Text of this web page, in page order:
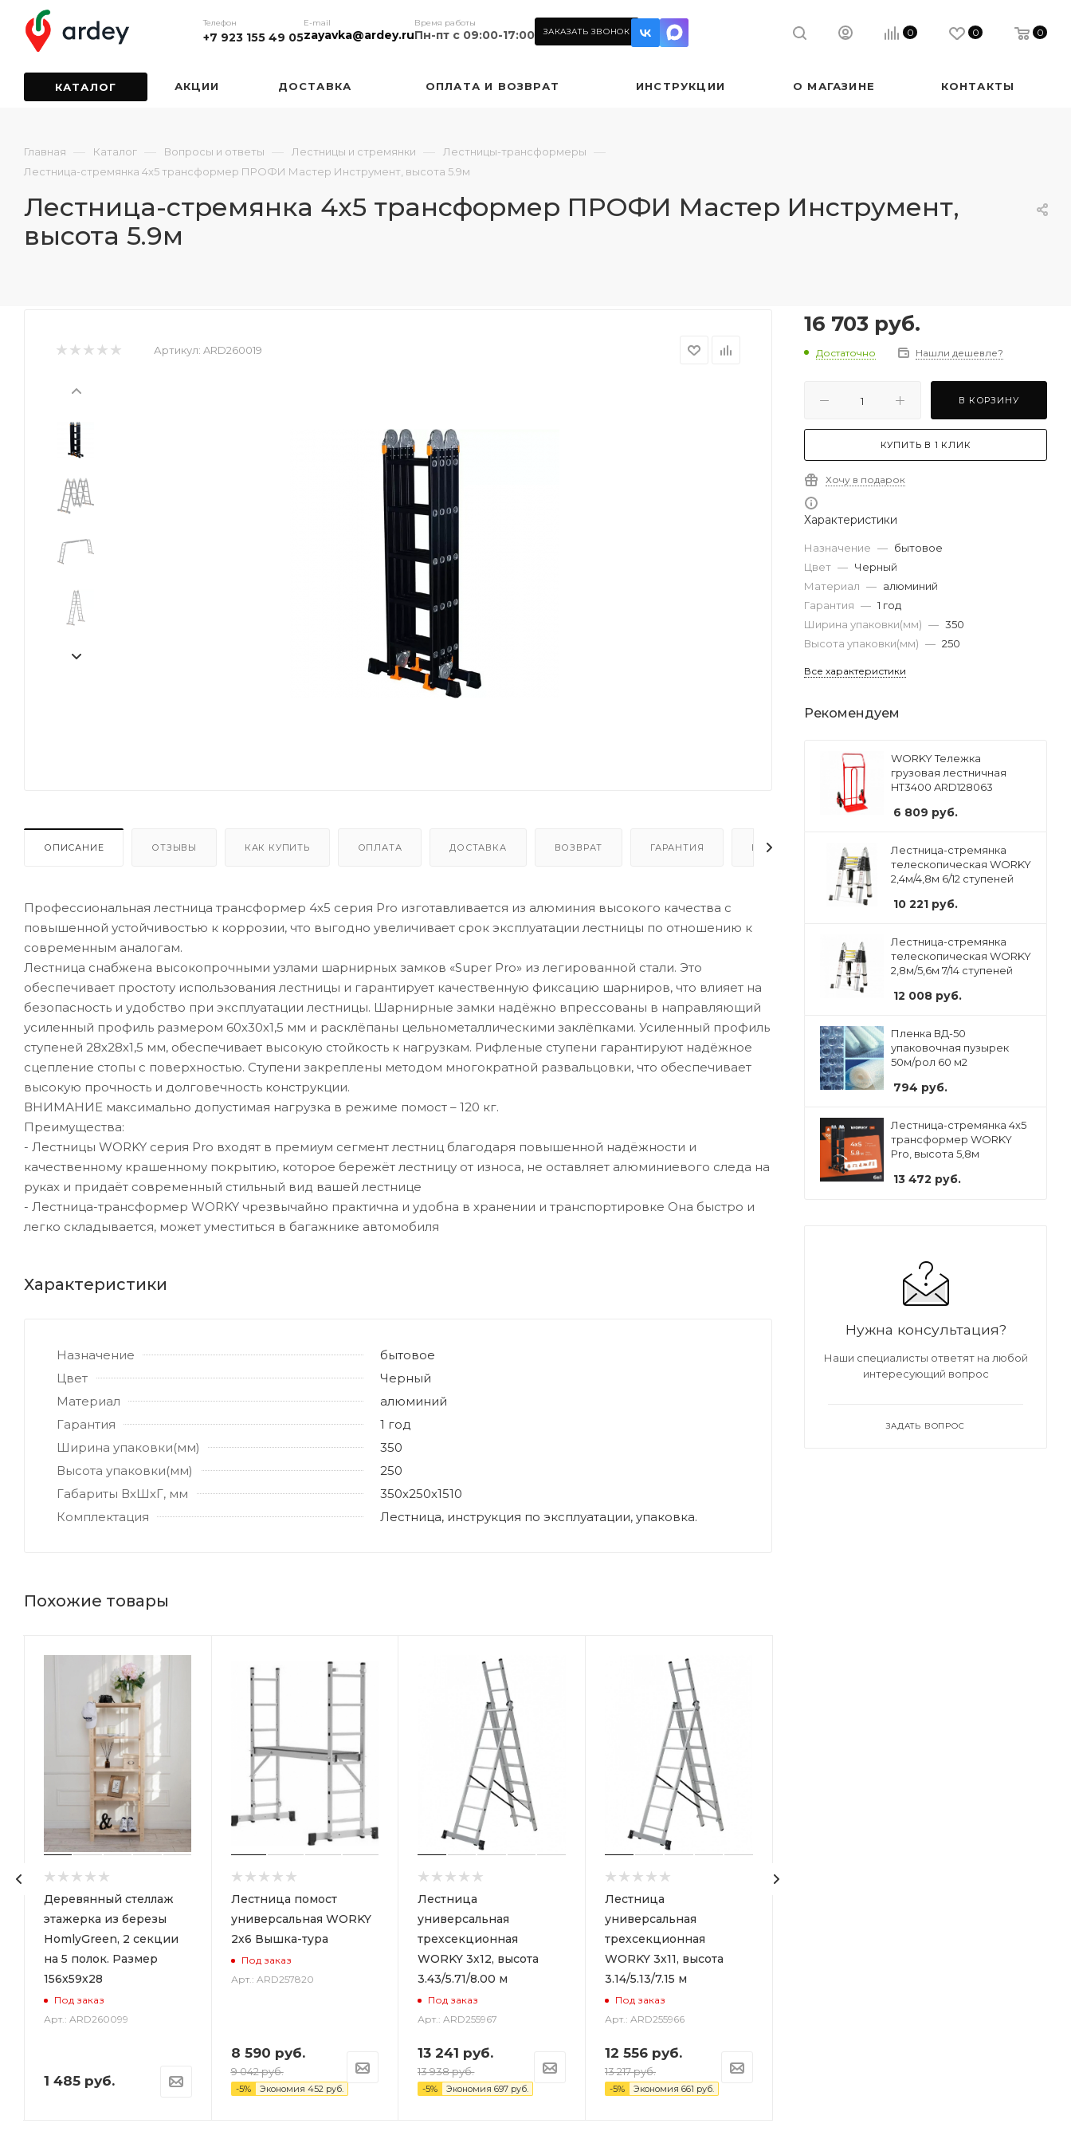
Телефон
+7 923 155 49 05
E-mail
zayavka@ardey.ru
Время работы
Пн-пт с 09:00-17:00 ЗАКАЗАТЬ ЗВОНОК 0 0 0
КАТАЛОГ АКЦИИ ДОСТАВКА ОПЛАТА И ВОЗВРАТ ИНСТРУКЦИИ О МАГАЗИНЕ КОНТАКТЫ
Главная — Каталог — Вопросы и ответы — Лестницы и стремянки — Лестницы-трансформеры —
Лестница-стремянка 4x5 трансформер ПРОФИ Мастер Инструмент, высота 5.9м
Лестница-стремянка 4x5 трансформер ПРОФИ Мастер Инструмент,
высота 5.9м
Артикул: ARD260019
ОПИСАНИЕ ОТЗЫВЫ КАК КУПИТЬ ОПЛАТА ДОСТАВКА ВОЗВРАТ ГАРАНТИЯ ВОПРОС-ОТВЕТ
Профессиональная лестница трансформер 4х5 серия Pro изготавливается из алюминия высокого качества с
повышенной устойчивостью к коррозии, что выгодно увеличивает срок эксплуатации лестницы по отношению к
современным аналогам.
Лестница снабжена высокопрочными узлами шарнирных замков «Super Pro» из легированной стали. Это
обеспечивает простоту использования лестницы и гарантирует качественную фиксацию шарниров, что влияет на
безопасность и удобство при эксплуатации лестницы. Шарнирные замки надёжно впрессованы в направляющий
усиленный профиль размером 60х30х1,5 мм и расклёпаны цельнометаллическими заклёпками. Усиленный профиль
ступеней 28х28х1,5 мм, обеспечивает высокую стойкость к нагрузкам. Рифленые ступени гарантируют надёжное
сцепление стопы с поверхностью. Ступени закреплены методом многократной развальцовки, что обеспечивает
высокую прочность и долговечность конструкции.
ВНИМАНИЕ максимально допустимая нагрузка в режиме помост – 120 кг.
Преимущества:
- Лестницы WORKY серия Pro входят в премиум сегмент лестниц благодаря повышенной надёжности и
качественному крашенному покрытию, которое бережёт лестницу от износа, не оставляет алюминиевого следа на
руках и придаёт современный стильный вид вашей лестнице
- Лестница-трансформер WORKY чрезвычайно практична и удобна в хранении и транспортировке Она быстро и
легко складывается, может уместиться в багажнике автомобиля
Характеристики
Назначение
бытовое
Цвет
Черный
Материал
алюминий
Гарантия
1 год
Ширина упаковки(мм)
350
Высота упаковки(мм)
250
Габариты ВхШхГ, мм
350х250х1510
Комплектация
Лестница, инструкция по эксплуатации, упаковка.
Похожие товары
Деревянный стеллаж
этажерка из березы
HomlyGreen, 2 секции
на 5 полок. Размер
156х59х28
Под заказ
Арт.: ARD260099
1 485руб.
Лестница помост
универсальная WORKY
2х6 Вышка-тура
Под заказ
Арт.: ARD257820
8 590 руб.
9 042руб.
-5% Экономия 452руб.
Лестница
универсальная
трехсекционная
WORKY 3х12, высота
3.43/5.71/8.00 м
Под заказ
Арт.: ARD255967
13 241 руб.
13 938руб.
-5% Экономия 697 руб.
Лестница
универсальная
трехсекционная
WORKY 3х11, высота
3.14/5.13/7.15 м
Под заказ
Арт.: ARD255966
12 556 руб.
13 217руб.
-5% Экономия 661 руб.
16 703 руб.
Достаточно Нашли дешевле?
В КОРЗИНУ
КУПИТЬ В 1 КЛИК
Хочу в подарок
Характеристики
Назначение — бытовое
Цвет — Черный
Материал — алюминий
Гарантия — 1 год
Ширина упаковки(мм) — 350
Высота упаковки(мм) — 250
Все характеристики
Рекомендуем
WORKY Тележка
грузовая лестничная
HT3400 ARD128063
6 809 руб.
Лестница-стремянка
телескопическая WORKY
2,4м/4,8м 6/12 ступеней
10 221 руб.
Лестница-стремянка
телескопическая WORKY
2,8м/5,6м 7/14 ступеней
12 008 руб.
Пленка ВД-50
упаковочная пузырек
50м/рол 60 м2
794 руб.
Лестница-стремянка 4x5
трансформер WORKY
Pro, высота 5,8м
13 472 руб.
Нужна консультация?
Наши специалисты ответят на любой
интересующий вопрос
ЗАДАТЬ ВОПРОС